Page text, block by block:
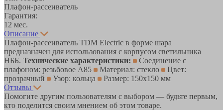
Плафон-рассеиватель
Гарантия:
12 мес.
Описание
Плафон-рассеиватель TDM Electric в форме шара
предназначен для использования с корпусом светильника
НББ. Технические характеристики:
Соединение с
плафоном: резьбовое А85
Материал: стекло
Цвет:
прозрачный
Узор: кольца
Размер: 150х150 мм
Отзывы
Помогите другим пользователям с выбором — будьте первым,
кто поделится своим мнением об этом товаре.